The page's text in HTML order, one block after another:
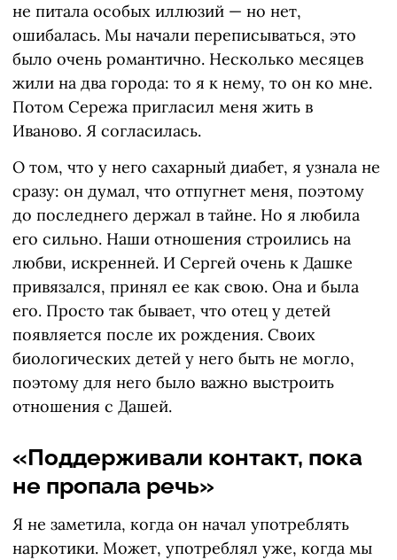
не питала особых иллюзий — но нет,
ошибалась. Мы начали переписываться, это
было очень романтично. Несколько месяцев
жили на два города: то я к нему, то он ко мне.
Потом Сережа пригласил меня жить в
Иваново. Я согласилась.
О том, что у него сахарный диабет, я узнала не
сразу: он думал, что отпугнет меня, поэтому
до последнего держал в тайне. Но я любила
его сильно. Наши отношения строились на
любви, искренней. И Сергей очень к Дашке
привязался, принял ее как свою. Она и была
его. Просто так бывает, что отец у детей
появляется после их рождения. Своих
биологических детей у него быть не могло,
поэтому для него было важно выстроить
отношения с Дашей.
«Поддерживали контакт, пока
не пропала речь»
Я не заметила, когда он начал употреблять
наркотики. Может, употреблял уже, когда мы